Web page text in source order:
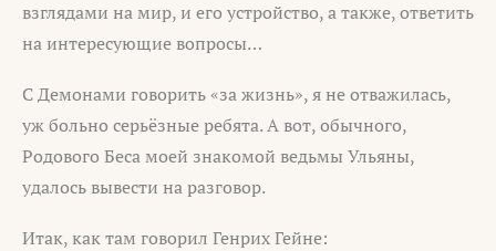
взглядами на мир, и его устройство, а также, ответить
на интересующие вопросы…
С Демонами говорить «за жизнь», я не отважилась,
уж больно серьёзные ребята. А вот, обычного,
Родового Беса моей знакомой ведьмы Ульяны,
удалось вывести на разговор.
Итак, как там говорил Генрих Гейне: